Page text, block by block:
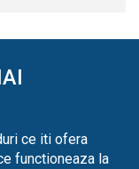
ce iti ofera
functioneaza la